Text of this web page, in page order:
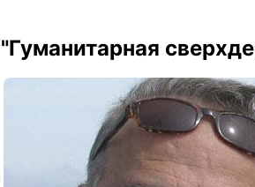
"Гуманитарная